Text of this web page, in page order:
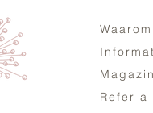
Refer a